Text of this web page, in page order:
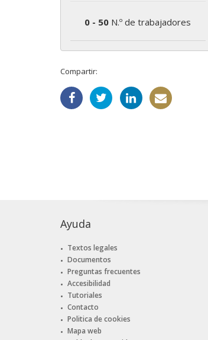
0 - 50 N.º de trabajadores
Compartir:
Ayuda
Textos legales
Documentos
Preguntas frecuentes
Accesibilidad
Tutoriales
Contacto
Politica de cookies
Mapa web